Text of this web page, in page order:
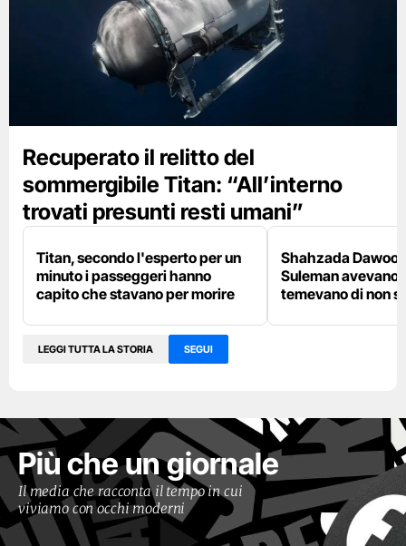
Recuperato il relitto del
sommergibile Titan: “All’interno
trovati presunti resti umani”
Titan, secondo l'esperto per un
minuto i passeggeri hanno
capito che stavano per morire
Shahzada
Suleman avevano
temevano di non
LEGGI TUTTA LA STORIA SEGUI
Più che un giornale
Il media che racconta il tempo in cui
viviamo con occhi moderni